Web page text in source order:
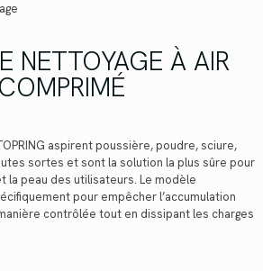
NETTOYAGE À AIR
COMPRIMÉ
aspirent poussière, poudre, sciure,
sortes et sont la solution la plus sûre pour
peau des utilisateurs. Le modèle
pour empêcher l’accumulation
contrôlée tout en dissipant les charges